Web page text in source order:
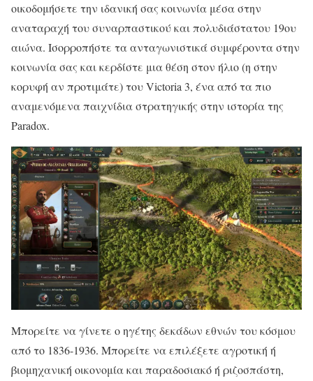
οικοδομήσετε την ιδανική σας κοινωνία μέσα στην
αναταραχή του συναρπαστικού και πολυδιάστατου 19ου
αιώνα. Ισορροπήστε τα ανταγωνιστικά συμφέροντα στην
κοινωνία σας και κερδίστε μια θέση στον ήλιο (η στην
κορυφή αν προτιμάτε) του Victoria 3, ένα από τα πιο
αναμενόμενα παιχνίδια στρατηγικής στην ιστορία της
Paradox.
Μπορείτε να γίνετε ο ηγέτης δεκάδων εθνών του κόσμου
από το 1836-1936. Μπορείτε να επιλέξετε αγροτική ή
βιομηχανική οικονομία και παραδοσιακό ή ριζοσπάστη,